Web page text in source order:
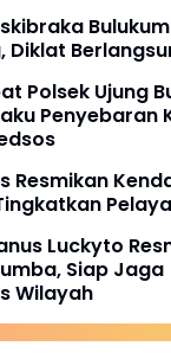
Diklat
Polsek Ujung
Penyebaran
Resmikan
Luckyto
Siap Jaga
Wilayah